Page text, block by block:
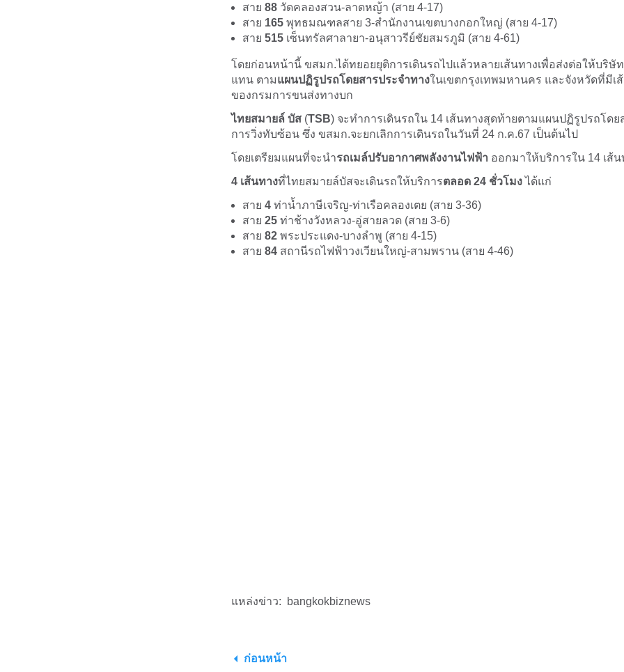
สาย 88 วัดคลองสวน-ลาดหญ้า (สาย 4-17)
สาย 165 พุทธมณฑลสาย 3-สำนักงานเขตบางกอกใหญ่ (สาย 4-17)
สาย 515 เซ็นทรัลศาลายา-อนุสาวรีย์ชัยสมรภูมิ (สาย 4-61)
โดยก่อนหน้านี้ ขสมก.ได้ทยอยยุติการเดินรถไปแล้วหลายเส้นทางเพื่อส่งต่อให้บริษั
แทน ตามแผนปฏิรูปรถโดยสารประจำทางในเขตกรุงเทพมหานคร และจังหวัดที่มีเ
ของกรมการขนส่งทางบก
ไทยสมายล์ บัส (TSB) จะทำการเดินรถใน 14 เส้นทางสุดท้ายตามแผนปฏิรูปรถโด
การวิ่งทับซ้อน ซึ่ง ขสมก.จะยกเลิกการเดินรถในวันที่ 24 ก.ค.67 เป็นต้นไป
โดยเตรียมแผนที่จะนำรถเมล์ปรับอากาศพลังงานไฟฟ้า ออกมาให้บริการใน 14 เส้
4 เส้นทางที่ไทยสมายล์บัสจะเดินรถให้บริการตลอด 24 ชั่วโมงได้แก่
สาย 4 ท่าน้ำภาษีเจริญ-ท่าเรือคลองเตย (สาย 3-36)
สาย 25 ท่าช้างวังหลวง-อู่สายลวด (สาย 3-6)
สาย 82 พระประแดง-บางลำพู (สาย 4-15)
สาย 84 สถานีรถไฟฟ้าวงเวียนใหญ่-สามพราน (สาย 4-46)